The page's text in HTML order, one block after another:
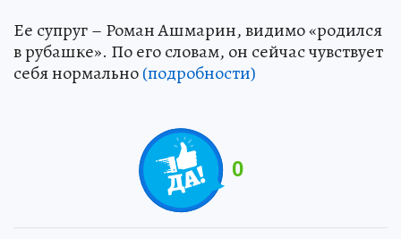
Ее супруг – Роман Ашмарин, видимо «родился
в рубашке». По его словам, он сейчас чувствует
себя нормально(подробности)
0